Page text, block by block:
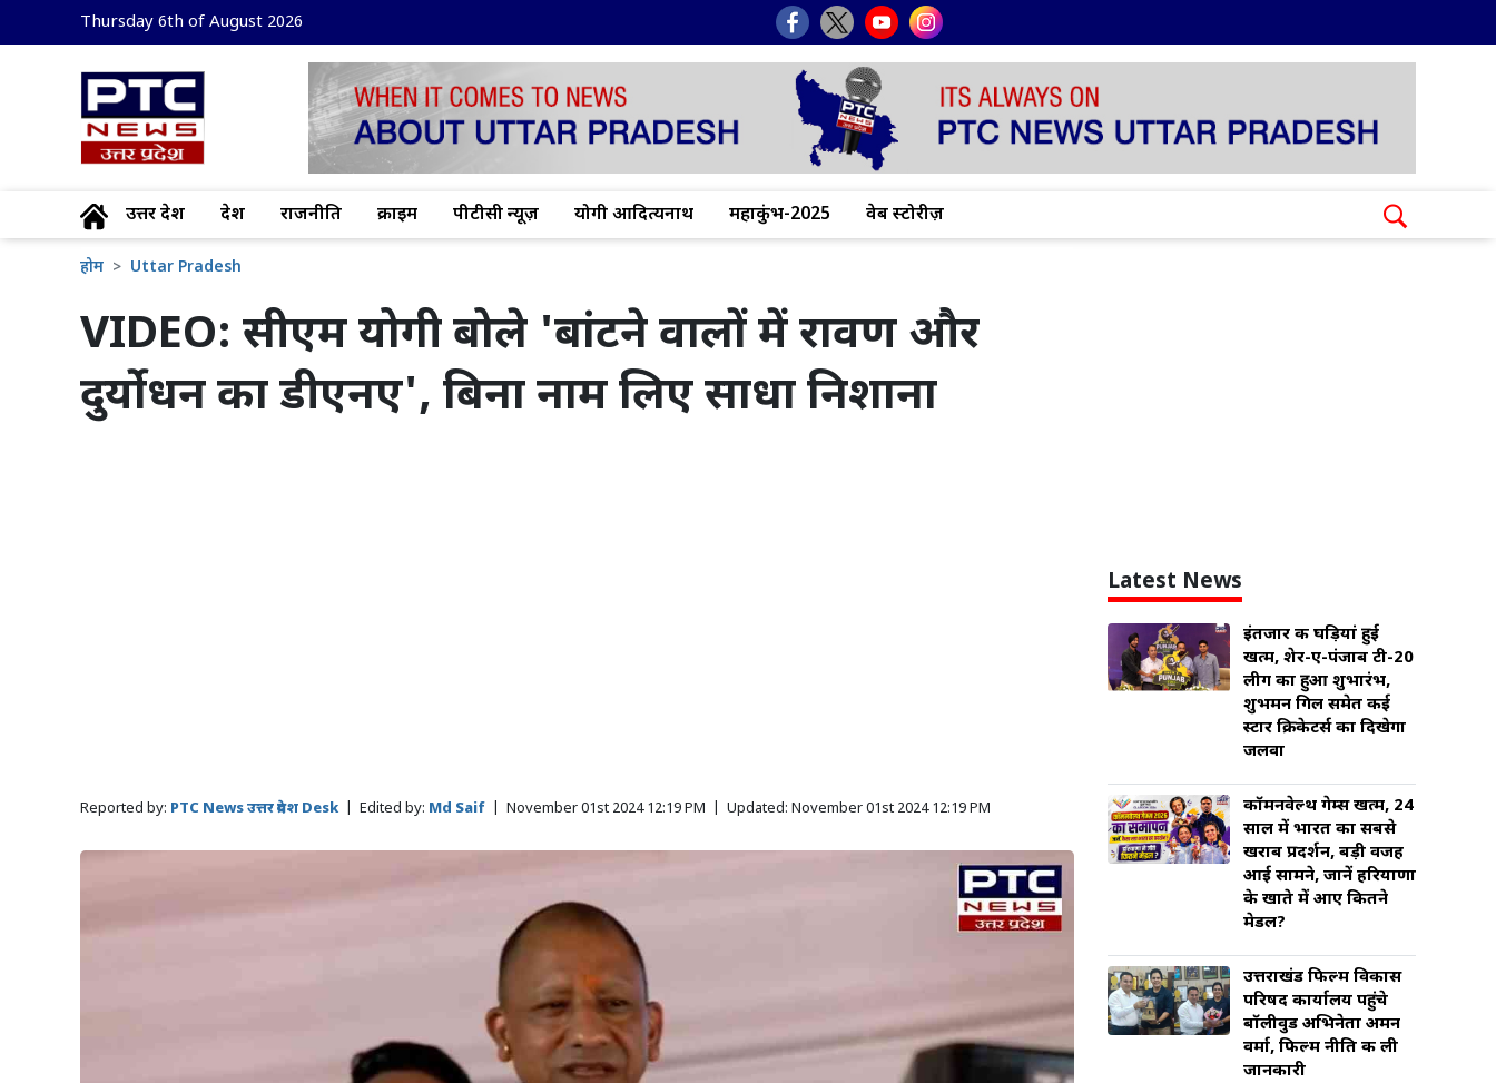
Thursday 6th of August 2026
उत्तर प्रदेश देश राजनीति क्राइम पीटीसी न्यूज़ योगी आदित्यनाथ महाकुंभ-2025 वेब स्टोरीज़
होम Uttar Pradesh
VIDEO: सीएम योगी बोले 'बांटने वालों में रावण और
दुर्योधन का डीएनए', बिना नाम लिए साधा निशाना
Reported by: PTC News उत्तर प्रदेश Desk Edited by: Md Saif November 01st 2024 12:19 PM Updated: November 01st 2024 12:19 PM
Latest News
इंतजार की घड़ियां हुई
खत्म, शेर-ए-पंजाब टी-20
लीग का हुआ शुभारंभ,
शुभमन गिल समेत कई
स्टार क्रिकेटर्स का दिखेगा
जलवा
कॉमनवेल्थ गेम्स खत्म, 24
साल में भारत का सबसे
खराब प्रदर्शन, बड़ी वजह
आई सामने, जानें हरियाणा
के खाते में आए कितने
मेडल?
उत्तराखंड फिल्म विकास
परिषद कार्यालय पहुंचे
बॉलीवुड अभिनेता अमन
वर्मा, फिल्म नीति की ली
जानकारी